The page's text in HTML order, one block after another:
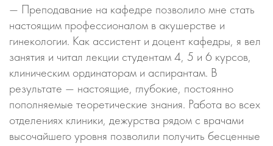
— Преподавание на кафедре позволило мне стать
настоящим профессионалом в акушерстве и
гинекологии. Как ассистент и доцент кафедры, я вел
занятия и читал лекции студентам 4, 5 и 6 курсов,
клиническим ординаторам и аспирантам. В
результате — настоящие, глубокие, постоянно
пополняемые теоретические знания. Работа во всех
отделениях клиники, дежурства рядом с врачами
высочайшего уровня позволили получить бесценные